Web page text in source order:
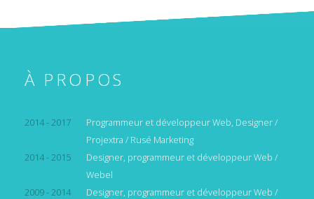
À PROPOS
2014 - 2017
Programmeur et développeur Web, Designer /
Projextra / Rusé Marketing
2014 - 2015
Designer, programmeur et développeur Web /
Webel
2009 - 2014
Designer, programmeur et développeur Web /